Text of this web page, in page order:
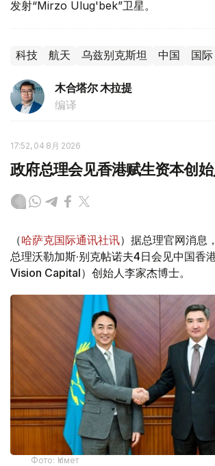
发射“Mirzo Ulug'bek”卫星。
科技 航天 乌兹别克斯坦 中国 国际
木合塔尔 木拉提
编译
17:52, 04 8月 2026
政府总理会见香港赋生资本创
（哈萨克国际通讯社讯）据总理官网消息
总理沃勒加斯·别克帖诺夫4日会见中国香
Vision Capital）创始人李家杰博士。
Фото: Үкімет